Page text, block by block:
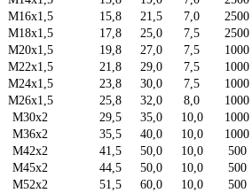
M16x1,5 15,8 21,5 7,0
2500
M18x1,5 17,8 25,0 7,5
2500
M20x1,5 19,8 27,0 7,5
1000
M22x1,5 21,8 29,0 7,5
1000
M24x1,5 23,8 30,0 7,5
1000
M26x1,5 25,8 32,0 8,0
1000
M30x2 29,5 35,0 10,0
1000
M36x2 35,5 40,0 10,0
1000
M42x2 41,5 50,0 10,0
500
M45x2 44,5 50,0 10,0
500
M52x2 51,5 60,0 10,0
500